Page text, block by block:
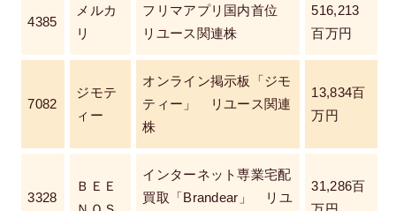
4385
メルカ
リ
フリマアプリ国内首位
リユース関連株
516,213
百万円
7082
ジモテ
ィー
オンライン掲示板「ジモ
ティー」 リユース関連
株
13,834百
万円
3328
ＢＥＥ
インターネット専業宅配
買取「Brandear」 リユ
31,286百